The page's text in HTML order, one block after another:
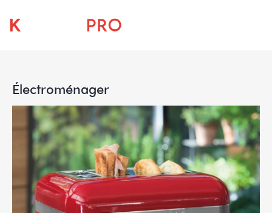
Électroménager